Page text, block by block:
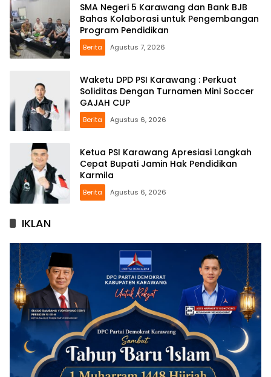
SMA Negeri 5 Karawang dan Bank BJB
Bahas Kolaborasi untuk Pengembangan
Program Pendidikan
Berita Agustus 7, 2026
Waketu DPD PSI Karawang : Perkuat
Soliditas Dengan Turnamen Mini Soccer
GAJAH CUP
Berita Agustus 6, 2026
Ketua PSI Karawang Apresiasi Langkah
Cepat Bupati Jamin Hak Pendidikan
Karmila
Berita Agustus 6, 2026
IKLAN